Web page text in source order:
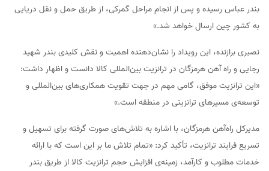
بندر عباس رسیده و پس از انجام مراحل گمرکی، از طریق حمل و نقل دریایی
به کشور چین ارسال خواهد شد.»
نصیری برازنده، این رویداد را نشان‌دهنده اهمیت و نقش کلیدی بندر شهید
رجایی و راه آهن هرمزگان در ترانزیت بین‌المللی کالا دانست و اظهار داشت:
«این ترانزیت موفق، گامی مهم در جهت تقویت همکاری‌های بین‌المللی و
توسعه‌ی مسیرهای ترانزیتی در منطقه است.»
مدیرکل راه‌آهن هرمزگان، با اشاره به تلاش‌های صورت گرفته برای تسهیل و
تسریع فرایند ترانزیت، تأکید کرد: «تمام تلاش ما بر این است که با ارائه
خدمات مطلوب و کارآمد، زمینه‌ی افزایش حجم ترانزیت کالا از طریق بندر